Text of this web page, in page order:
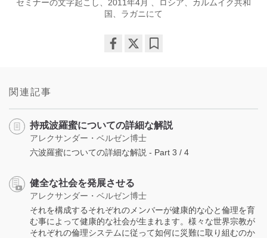
セミナーの文字起こし、2011年4月 、ロシア、カルムイク共和
国、ラガニにて
関連記事
持戒波羅蜜についての詳細な解説
アレクサンダー・ベルゼン博士
六波羅蜜についての詳細な解説 - Part 3 / 4
健全な社会を発展させる
アレクサンダー・ベルゼン博士
それを構成するそれぞれのメンバーが健康的な心と倫理を育
む事によって健康的な社会が生まれます。様々な世界宗教が
それぞれの倫理システムに従って如何に災難に取り組むのか